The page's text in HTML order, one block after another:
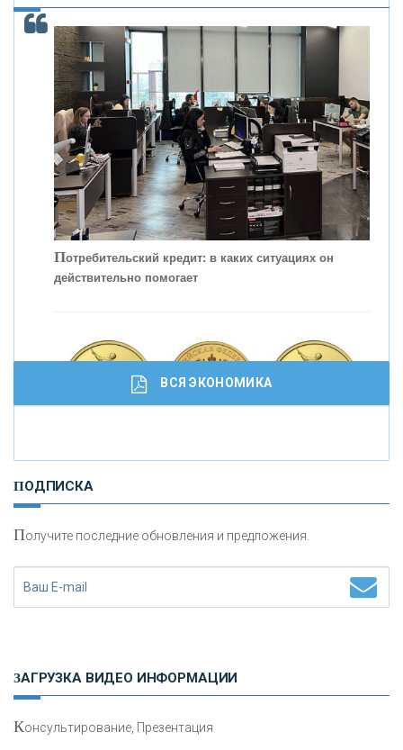
ОНАС
КОНТАКТЫ
Потребительский кредит: в каких ситуациях он
действительно помогает
И
сохранения и увеличения капитала
ВСЯ ЭКОНОМИКА
ПОДПИСКА
Получите последние обновления и предложения.
ЗАГРУЗКА ВИДЕО ИНФОРМАЦИИ
Консультирование, Презентация